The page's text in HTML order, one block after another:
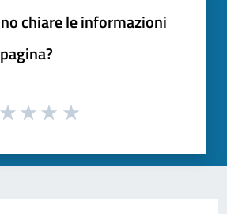
chiare le informazioni